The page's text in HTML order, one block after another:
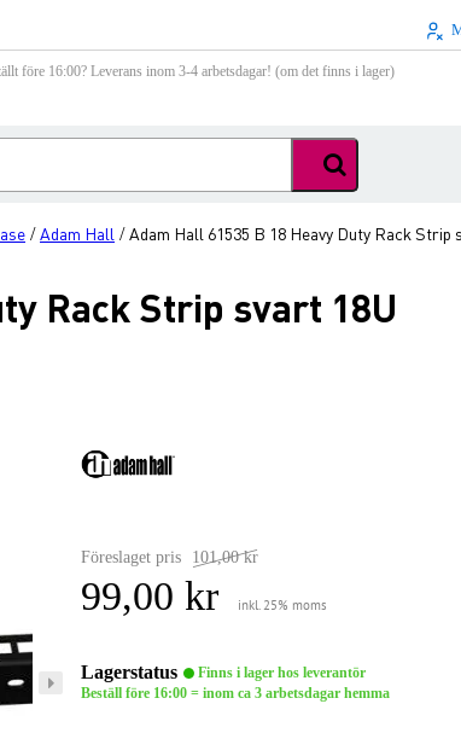
före 16:00? Leverans inom 3-4 arbetsdagar! (om det finns i lager)
/Adam Hall /Adam Hall 61535 B 18 Heavy Duty Rack Strip
Rack Strip svart 18U
Föreslaget pris 101,00 kr
99,00 kr inkl. 25% moms
Lagerstatus
Finns i lager hos leverantör
Beställ före 16:00 = inom ca 3 arbetsdagar hemma